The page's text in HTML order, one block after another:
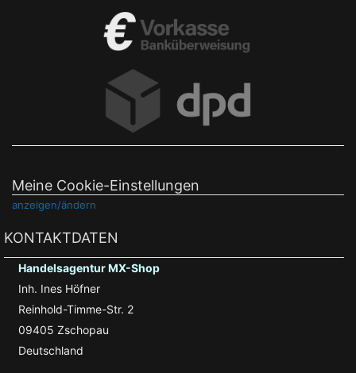
Meine Cookie-Einstellungen
anzeigen/ändern
KONTAKTDATEN
Handelsagentur MX-Shop
Inh. Ines Höfner
Reinhold-Timme-Str. 2
09405 Zschopau
Deutschland